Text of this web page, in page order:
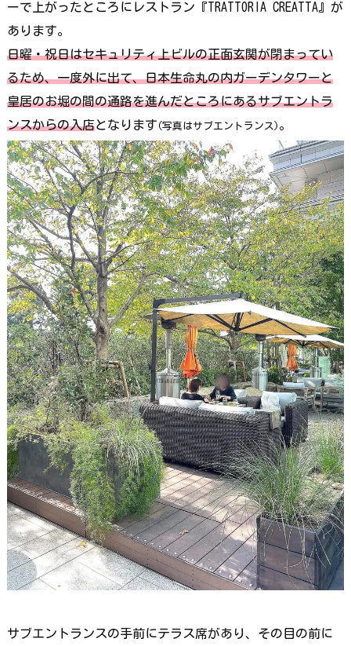
ーで上がったところにレストラン『TRATTORIA CREATTA』が
あります。
日曜・祝日はセキュリティ上ビルの正面玄関が閉まってい
るため、一度外に出て、日本生命丸の内ガーデンタワーと
皇居のお堀の間の通路を進んだところにあるサブエントラ
ンスからの入店となります(写真はサブエントランス) 。
サブエントランスの手前にテラス席があり、その目の前に